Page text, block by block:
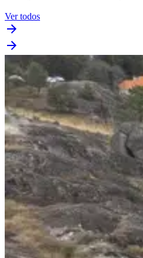
Ver todos